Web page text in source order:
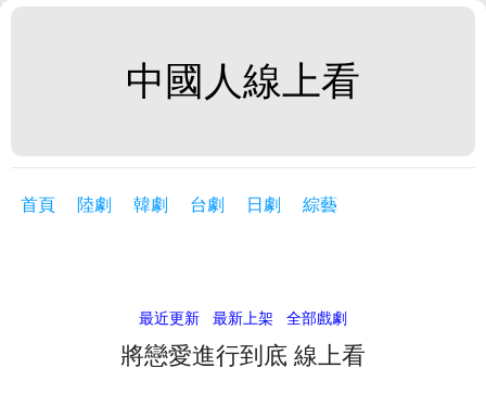
中國人線上看
首頁 陸劇 韓劇 台劇 日劇 綜藝
最近更新 最新上架 全部戲劇
將戀愛進行到底 線上看